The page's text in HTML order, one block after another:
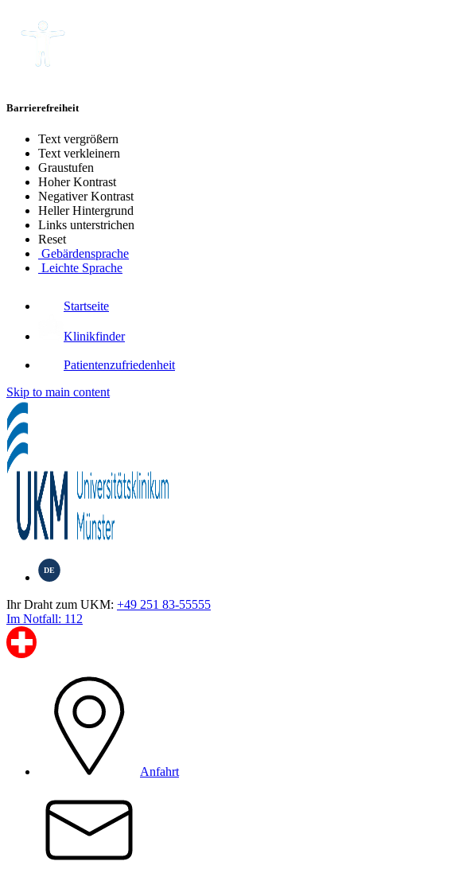
Barrierefreiheit
Text vergrößern
Text verkleinern
Graustufen
Hoher Kontrast
Negativer Kontrast
Heller Hintergrund
Links unterstrichen
Reset
Gebärdensprache
Leichte Sprache
Startseite
Klinikfinder
Patientenzufriedenheit
Skip to main content
DE
Ihr Draht zum UKM: +49 251 83-55555
Im Notfall: 112
Anfahrt